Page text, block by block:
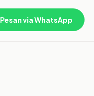
Pesan via WhatsApp